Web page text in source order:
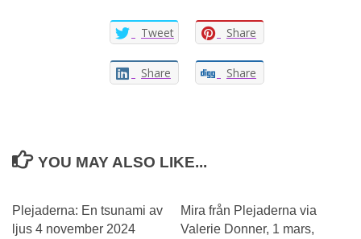
Tweet Share
Share Share
YOU MAY ALSO LIKE...
Plejaderna: En tsunami av
ljus 4 november 2024
Mira från Plejaderna via
Valerie Donner, 1 mars,